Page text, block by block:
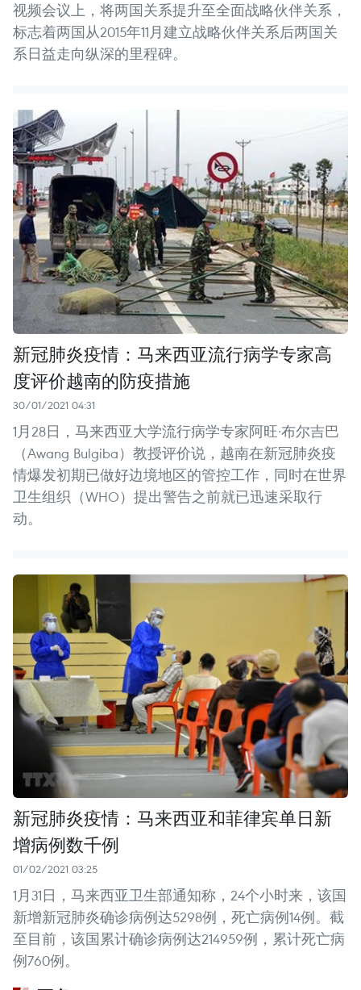
视频会议上，将两国关系提升至全面战略伙伴关系，
标志着两国从2015年11月建立战略伙伴关系后两国关
系日益走向纵深的里程碑。
新冠肺炎疫情：马来西亚流行病学专家高
度评价越南的防疫措施
30/01/2021 04:31
1月28日，马来西亚大学流行病学专家阿旺·布尔吉巴
（Awang Bulgiba）教授评价说，越南在新冠肺炎疫
情爆发初期已做好边境地区的管控工作，同时在世界
卫生组织（WHO）提出警告之前就已迅速采取行
动。
新冠肺炎疫情：马来西亚和菲律宾单日新
增病例数千例
01/02/2021 03:25
1月31日，马来西亚卫生部通知称，24个小时来，该国
新增新冠肺炎确诊病例达5298例，死亡病例14例。截
至目前，该国累计确诊病例达214959例，累计死亡病
例760例。